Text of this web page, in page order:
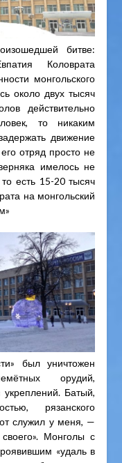
битве:
Коловрата
монгольского
около двух тысяч
действительно
то никаким
движение
отряд просто не
имелось не
есть 15-20 тысяч
на монгольский
был уничтожен
орудий,
Батый,
рязанского
служил у меня, —
Монголы с
«удаль в